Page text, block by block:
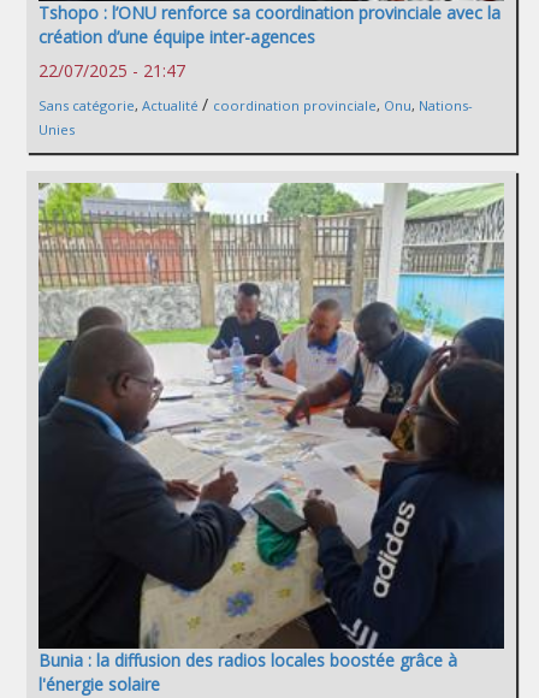
Tshopo : l’ONU renforce sa coordination provinciale avec la
création d’une équipe inter-agences
22/07/2025 - 21:47
Sans catégorie, Actualité / coordination provinciale, Onu, Nations-
Unies
Bunia : la diffusion des radios locales boostée grâce à
l'énergie solaire